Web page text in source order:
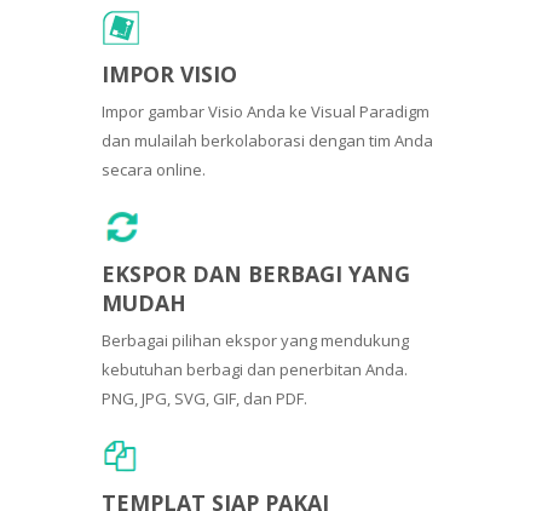
IMPOR VISIO
Impor gambar Visio Anda ke Visual Paradigm
dan mulailah berkolaborasi dengan tim Anda
secara online.
EKSPOR DAN BERBAGI YANG
MUDAH
Berbagai pilihan ekspor yang mendukung
kebutuhan berbagi dan penerbitan Anda.
PNG, JPG, SVG, GIF, dan PDF.
TEMPLAT SIAP PAKAI